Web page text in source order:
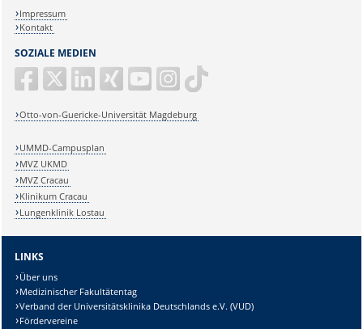
SOZIALE MEDIEN
Otto-von-Guericke-Universität Magdeburg
Impressum
Kontakt
UMMD-Campusplan
MVZ UKMD
MVZ Cracau
Klinikum Cracau
Lungenklinik Lostau
LINKS
Über uns
Medizinischer Fakultätentag
Verband der Universitätsklinika Deutschlands e.V. (VUD)
Fördervereine